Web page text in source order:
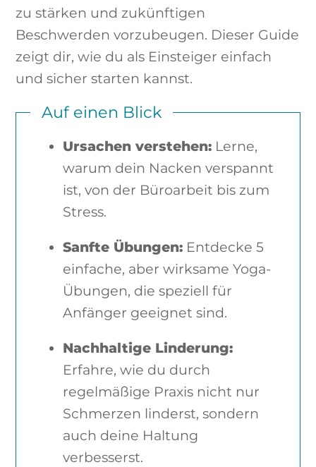
zu stärken und zukünftigen
Beschwerden vorzubeugen. Dieser Guide
zeigt dir, wie du als Einsteiger einfach
und sicher starten kannst.
Auf einen Blick
Ursachen verstehen: Lerne,
warum dein Nacken verspannt
ist, von der Büroarbeit bis zum
Stress.
Sanfte Übungen: Entdecke 5
einfache, aber wirksame Yoga-
Übungen, die speziell für
Anfänger geeignet sind.
Nachhaltige Linderung:
Erfahre, wie du durch
regelmäßige Praxis nicht nur
Schmerzen linderst, sondern
auch deine Haltung
verbesserst.